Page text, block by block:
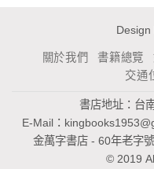
Design
關於我們 書籍總覽
交通
書店地址：台
E-Mail：
金萬字書店 - 60年老字
© 2019